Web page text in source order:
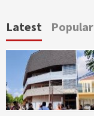
Latest Popular